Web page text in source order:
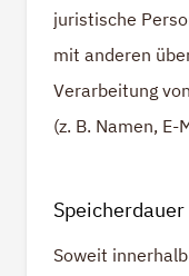
juristische
mit anderen
Verarbeitung
(z. B. Namen,
Speicherdauer
Soweit